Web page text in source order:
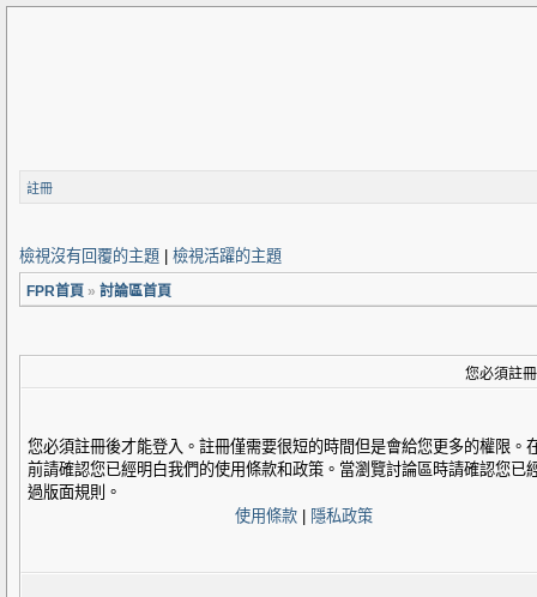
註冊
檢視沒有回覆的主題 檢視活躍的主題
FPR首頁 » 討論區首頁
您必須註
您必須註冊後才能登入。註冊僅需要很短的時間但是會給您更多的權限。
前請確認您已經明白我們的使用條款和政策。當瀏覽討論區時請確認您已
過版面規則。
使用條款
隱私政策